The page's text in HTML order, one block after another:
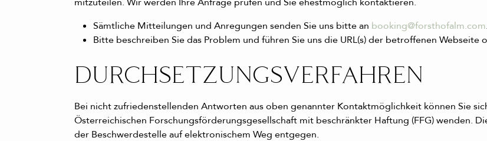
Sämtliche Mitteilungen und Anregungen senden Sie uns bitte an booking@forsthofalm.com.
Bitte beschreiben Sie das Problem und führen Sie uns die URL(s) der betroffenen Webseite
DURCHSETZUNGSVERFAHREN
Bei nicht zufriedenstellenden Antworten aus oben genannter Kontaktmöglichkeit können Sie
Österreichischen Forschungsförderungsgesellschaft mit beschränkter Haftung (FFG) wenden.
der Beschwerdestelle auf elektronischem Weg entgegen.